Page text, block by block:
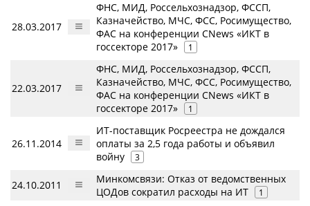
28.03.2017
ФНС, МИД, Россельхознадзор, ФССП,
Казначейство, МЧС, ФСС, Росимущество,
ФАС на конференции CNews «ИКТ в
госсекторе 2017»
1
22.03.2017
ФНС, МИД, Россельхознадзор, ФССП,
Казначейство, МЧС, ФСС, Росимущество,
ФАС на конференции CNews «ИКТ в
госсекторе 2017»
1
26.11.2014
ИТ-поставщик Росреестра не дождался
оплаты за 2,5 года работы и объявил
войну
3
24.10.2011
Минкомсвязи: Отказ от ведомственных
ЦОДов сократил расходы на ИТ
1